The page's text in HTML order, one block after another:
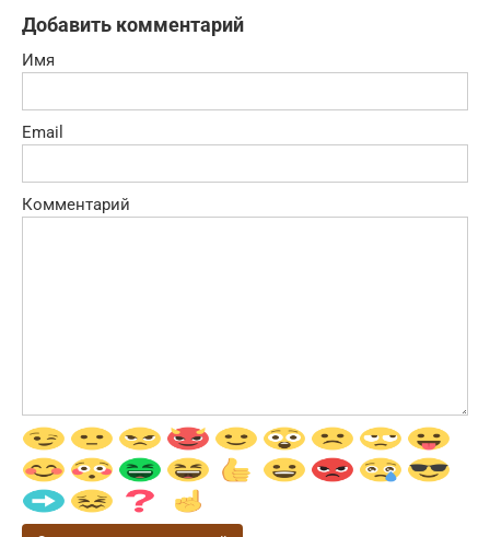
Добавить комментарий
Имя
Email
Комментарий